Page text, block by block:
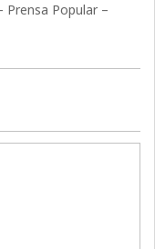
Prensa Popular –